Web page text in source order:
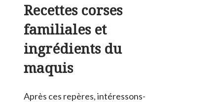
Recettes corses
familiales et
ingrédients du
maquis
Après ces repères, intéressons-